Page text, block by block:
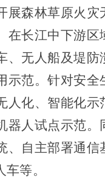
展森林草原火
在长江中下游
、无人船及堤
示范。针对安
人化、智能化
器人试点示范
、自主部署通
等。